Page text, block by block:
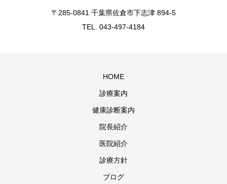
〒285-0841 千葉県佐倉市下志津 894-5
TEL. 043-497-4184
HOME
診療案内
健康診断案内
院長紹介
医院紹介
診療方針
ブログ